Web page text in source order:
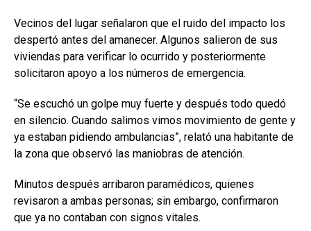
Vecinos del lugar señalaron que el ruido del impacto los
despertó antes del amanecer. Algunos salieron de sus
viviendas para verificar lo ocurrido y posteriormente
solicitaron apoyo a los números de emergencia.
“Se escuchó un golpe muy fuerte y después todo quedó
en silencio. Cuando salimos vimos movimiento de gente y
ya estaban pidiendo ambulancias”, relató una habitante de
la zona que observó las maniobras de atención.
Minutos después arribaron paramédicos, quienes
revisaron a ambas personas; sin embargo, confirmaron
que ya no contaban con signos vitales.